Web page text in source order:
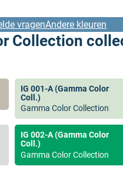
vragenAndere kleuren
Collection
IG 001-A (Gamma Color
Coll.)
Gamma Color Collection
IG 002-A (Gamma Color
Coll.)
Gamma Color Collection